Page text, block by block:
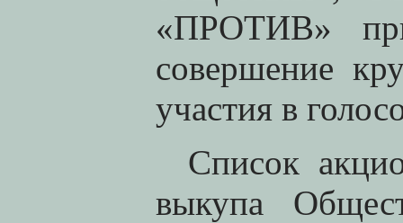
«ПРОТИВ»
совершение
участия в
Список
выкупа